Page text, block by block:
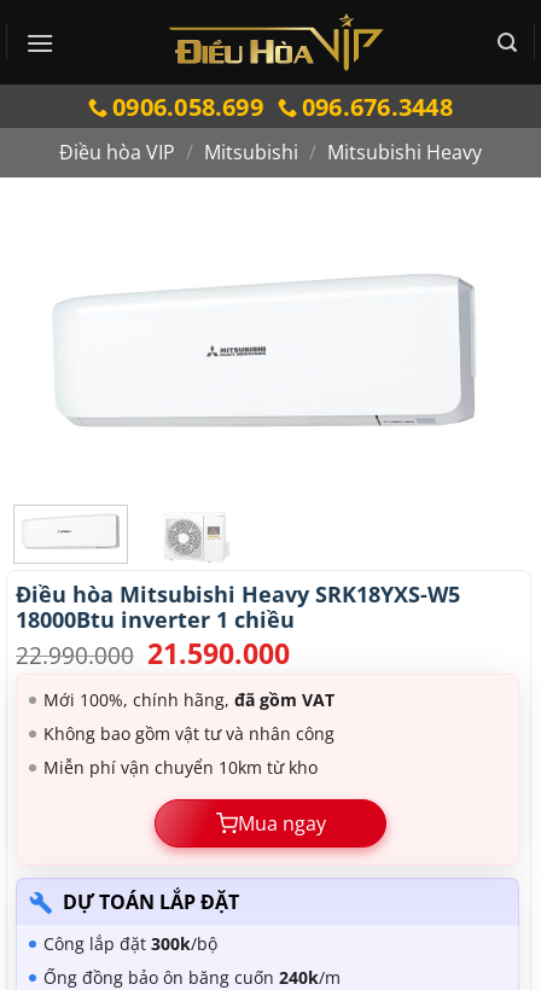
qua
0906.058.699 096.676.3448
Điều hòa VIP / Mitsubishi / Mitsubishi Heavy
Điều hòa Mitsubishi Heavy SRK18YXS-W5
18000Btu inverter 1 chiều
22.990.000 Giá
gốc
là:
22.990.000.
21.590.000Giá
tại
là:
21.590.000.
Mới 100%, chính hãng, đã gồm VAT
Không bao gồm vật tư và nhân công
Miễn phí vận chuyển 10km từ kho
Mua ngay
DỰ TOÁN LẮP ĐẶT
Công lắp đặt 300k/bộ
Ống đồng bảo ôn băng cuốn 240k/m